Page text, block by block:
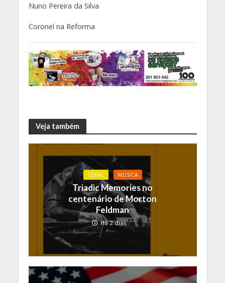
Nuno Pereira da Silva
Coronel na Reforma
Veja também
GERAL MÚSICA
Triadic Memories no
centenário de Morton
Feldman
Há 2 dias